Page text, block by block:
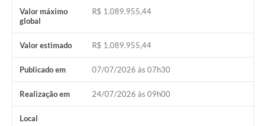
Valor máximo
global
R$ 1.089.955,44
Valor estimado R$ 1.089.955,44
Publicado em 07/07/2026 às 07h30
Realização em 24/07/2026 às 09h00
Local